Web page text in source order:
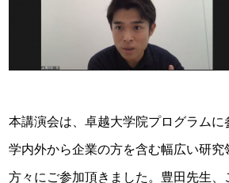
本講演会は、卓越大学院プログラムに
学内外から企業の方を含む幅広い研究
方々にご参加頂きました。豊田先生